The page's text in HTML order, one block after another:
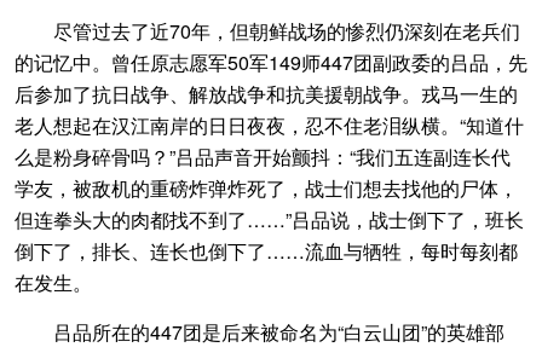
尽管过去了近70年，但朝鲜战场的惨烈仍深刻在老兵们
的记忆中。曾任原志愿军50军149师447团副政委的吕品，先
后参加了抗日战争、解放战争和抗美援朝战争。戎马一生的
老人想起在汉江南岸的日日夜夜，忍不住老泪纵横。“知道什
么是粉身碎骨吗？”吕品声音开始颤抖：“我们五连副连长代
学友，被敌机的重磅炸弹炸死了，战士们想去找他的尸体，
但连拳头大的肉都找不到了……”吕品说，战士倒下了，班长
倒下了，排长、连长也倒下了……流血与牺牲，每时每刻都
在发生。
吕品所在的447团是后来被命名为“白云山团”的英雄部